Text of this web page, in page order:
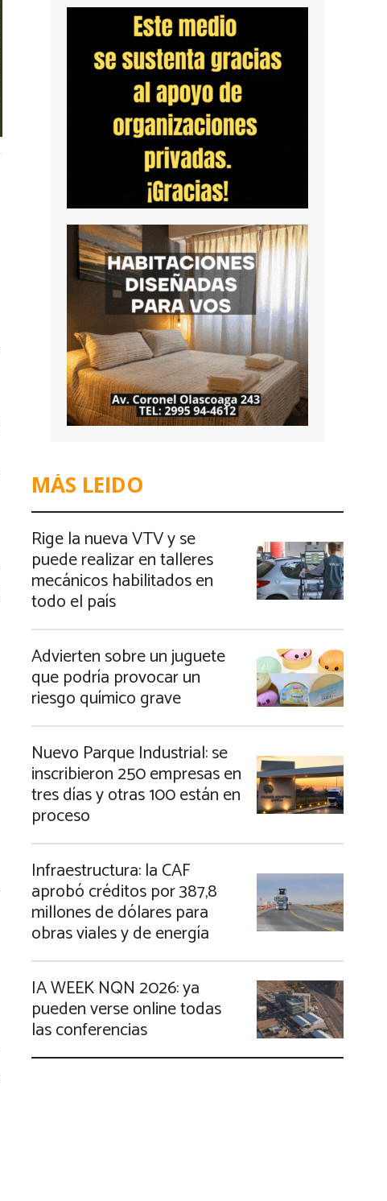
MÁS LEIDO
Rige la nueva VTV y se
puede realizar en talleres
mecánicos habilitados en
todo el país
Advierten sobre un juguete
que podría provocar un
riesgo químico grave
Nuevo Parque Industrial: se
inscribieron 250 empresas en
tres días y otras 100 están en
proceso
Infraestructura: la CAF
aprobó créditos por 387,8
millones de dólares para
obras viales y de energía
IA WEEK NQN 2026: ya
pueden verse online todas
las conferencias